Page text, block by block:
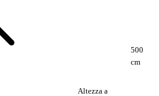
Altezza a
500
cm